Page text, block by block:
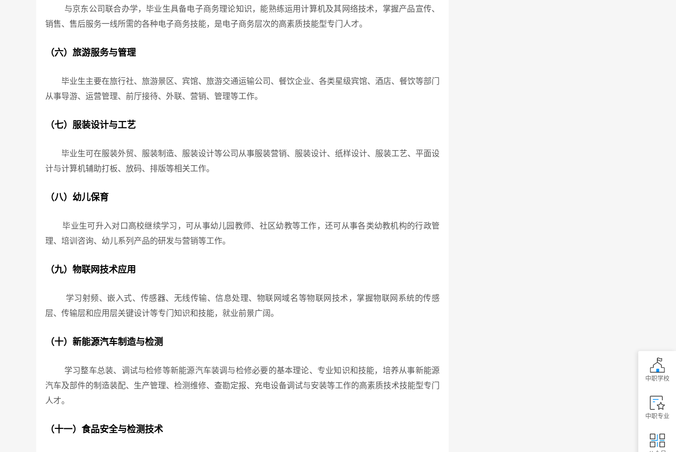
与京东公司联合办学，毕业生具备电子商务理论知识，能熟练运用计算机及其网络技术，掌握产品宣传、
销售、售后服务一线所需的各种电子商务技能，是电子商务层次的高素质技能型专门人才。
（六）旅游服务与管理
毕业生主要在旅行社、旅游景区、宾馆、旅游交通运输公司、餐饮企业、各类星级宾馆、酒店、餐饮等部门
从事导游、运营管理、前厅接待、外联、营销、管理等工作。
（七）服装设计与工艺
毕业生可在服装外贸、服装制造、服装设计等公司从事服装营销、服装设计、纸样设计、服装工艺、平面设
计与计算机辅助打板、放码、排版等相关工作。
（八）幼儿保育
毕业生可升入对口高校继续学习，可从事幼儿园教师、社区幼教等工作，还可从事各类幼教机构的行政管
理、培训咨询、幼儿系列产品的研发与营销等工作。
（九）物联网技术应用
学习射频、嵌入式、传感器、无线传输、信息处理、物联网域名等物联网技术，掌握物联网系统的传感
层、传输层和应用层关键设计等专门知识和技能，就业前景广阔。
（十）新能源汽车制造与检测
学习整车总装、调试与检修等新能源汽车装调与检修必要的基本理论、专业知识和技能，培养从事新能源
汽车及部件的制造装配、生产管理、检测维修、查勘定报、充电设备调试与安装等工作的高素质技术技能型专门
人才。
（十一）食品安全与检测技术
中职学校
中职专业